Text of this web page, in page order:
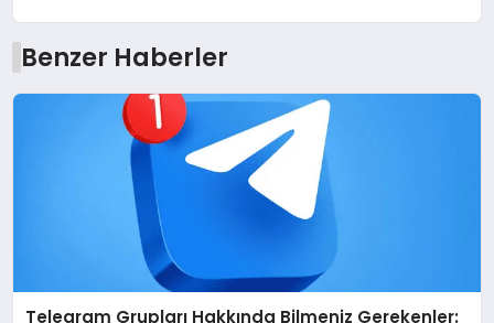
Benzer Haberler
Telegram Grupları Hakkında Bilmeniz Gerekenler: